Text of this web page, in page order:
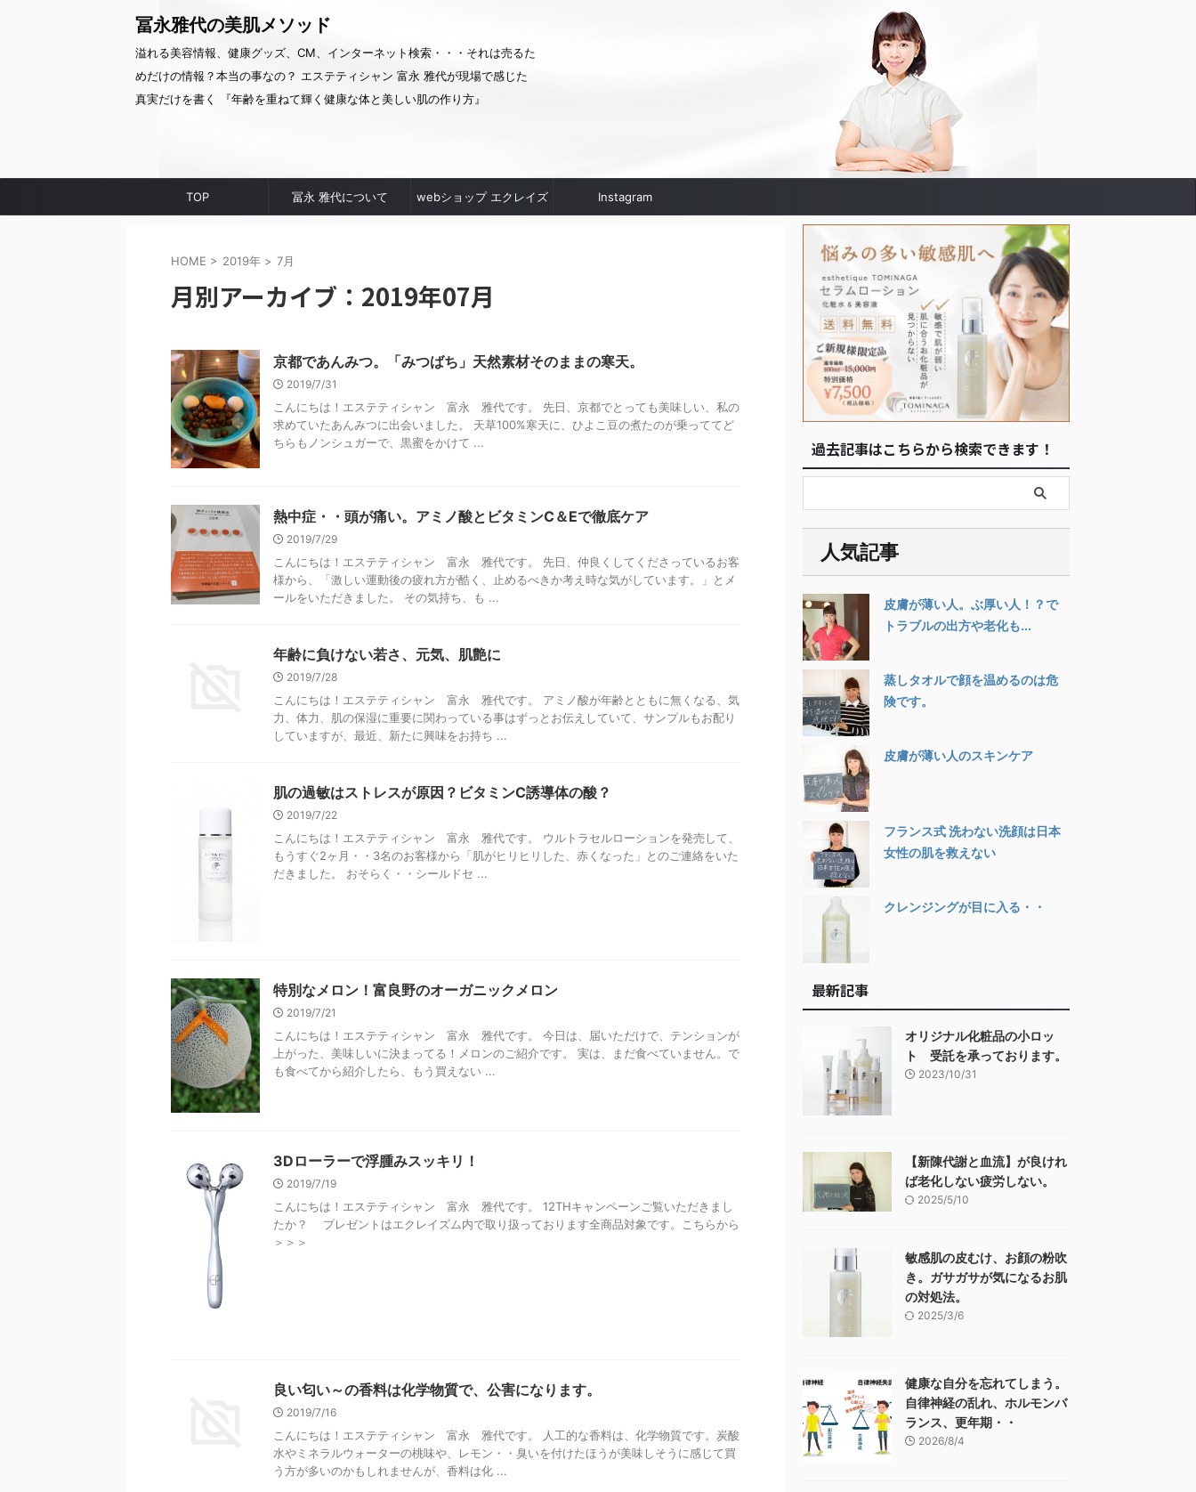
冨永雅代の美肌メソッド
溢れる美容情報、健康グッズ、CM、インターネット検索・・・それは売るた
めだけの情報？本当の事なの？ エステティシャン 富永 雅代が現場で感じた
真実だけを書く 『年齢を重ねて輝く健康な体と美しい肌の作り方』
TOP 冨永 雅代について webショップ エクレイズ Instagram
HOME > 2019年 > 7月
月別アーカイブ：2019年07月
京都であんみつ。「みつばち」天然素材そのままの寒天。
2019/7/31
こんにちは！エステティシャン 富永 雅代です。 先日、京都でとっても美味しい、私の
求めていたあんみつに出会いました。 天草100%寒天に、ひよこ豆の煮たのが乗っててど
ちらもノンシュガーで、黒蜜をかけて ...
熱中症・・頭が痛い。アミノ酸とビタミンC＆Eで徹底ケア
2019/7/29
こんにちは！エステティシャン 富永 雅代です。 先日、仲良くしてくださっているお客
様から、「激しい運動後の疲れ方が酷く、止めるべきか考え時な気がしています。」とメ
ールをいただきました。 その気持ち、も ...
年齢に負けない若さ、元気、肌艶に
2019/7/28
こんにちは！エステティシャン 富永 雅代です。 アミノ酸が年齢とともに無くなる、気
力、体力、肌の保湿に重要に関わっている事はずっとお伝えしていて、サンプルもお配り
していますが、最近、新たに興味をお持ち ...
肌の過敏はストレスが原因？ビタミンC誘導体の酸？
2019/7/22
こんにちは！エステティシャン 富永 雅代です。 ウルトラセルローションを発売して、
もうすぐ2ヶ月・・3名のお客様から「肌がヒリヒリした、赤くなった」とのご連絡をいた
だきました。 おそらく・・シールドセ ...
特別なメロン！富良野のオーガニックメロン
2019/7/21
こんにちは！エステティシャン 富永 雅代です。 今日は、届いただけで、テンションが
上がった、美味しいに決まってる！メロンのご紹介です。 実は、まだ食べていません。で
も食べてから紹介したら、もう買えない ...
3Dローラーで浮腫みスッキリ！
2019/7/19
こんにちは！エステティシャン 富永 雅代です。 12THキャンペーンご覧いただきまし
たか？ プレゼントはエクレイズム内で取り扱っております全商品対象です。こちらから
＞＞＞
良い匂い～の香料は化学物質で、公害になります。
2019/7/16
こんにちは！エステティシャン 富永 雅代です。 人工的な香料は、化学物質です。炭酸
水やミネラルウォーターの桃味や、レモン・・臭いを付けたほうが美味しそうに感じて買
う方が多いのかもしれませんが、香料は化 ...
過去記事はこちらから検索できます！
人気記事
皮膚が薄い人。ぶ厚い人！？で
トラブルの出方や老化も...
蒸しタオルで顔を温めるのは危
険です。
皮膚が薄い人のスキンケア
フランス式 洗わない洗顔は日本
女性の肌を救えない
クレンジングが目に入る・・
最新記事
オリジナル化粧品の小ロッ
ト 受託を承っております。
2023/10/31
【新陳代謝と血流】が良けれ
ば老化しない疲労しない。
2025/5/10
敏感肌の皮むけ、お顔の粉吹
き。ガサガサが気になるお肌
の対処法。
2025/3/6
健康な自分を忘れてしまう。
自律神経の乱れ、ホルモンバ
ランス、更年期・・
2026/8/4